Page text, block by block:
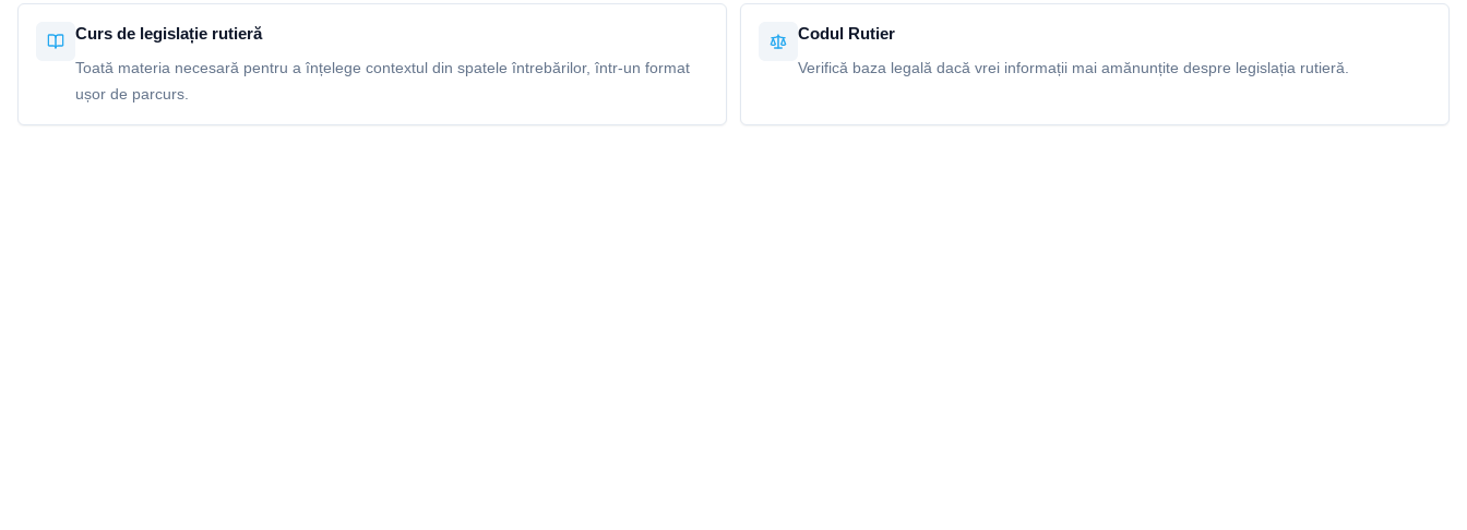
Curs de legislație rutieră
Toată materia necesară pentru a înțelege contextul din spatele întrebărilor, într-un format
ușor de parcurs.
Codul Rutier
Verifică baza legală dacă vrei informații mai amănunțite despre legislația rutieră.